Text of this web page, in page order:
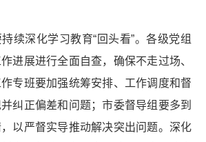
续深化学习教育“回头看”。各级党组
进展进行全面自查，确保不走过场、
专班要加强统筹安排、工作调度和督
纠正偏差和问题；市委督导组要多到
以严督实导推动解决突出问题。深化